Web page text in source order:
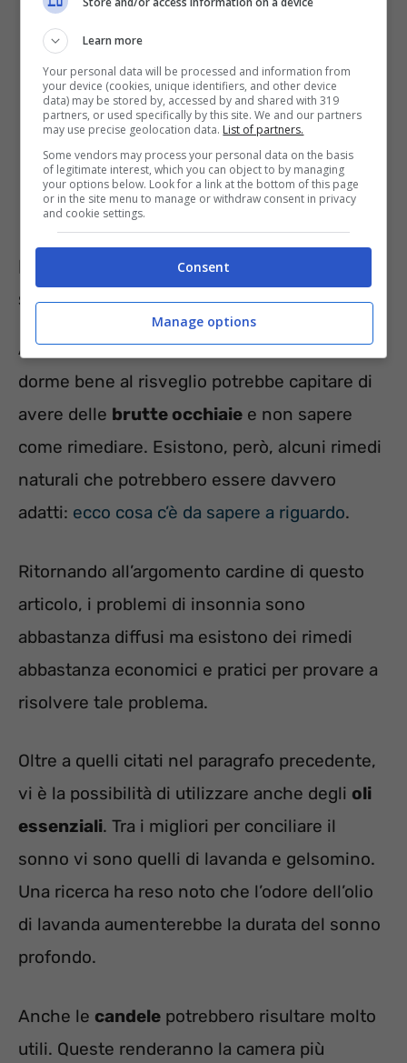
Dormire bene, i rimedi: ecco cos’altro
si può fare per evitare notti in bianco
A proposito di mancanza di sonno, se non si
dorme bene al risveglio potrebbe capitare di
avere delle brutte occhiaie e non sapere
come rimediare. Esistono, però, alcuni rimedi
naturali che potrebbero essere davvero
adatti: ecco cosa c’è da sapere a riguardo.
Ritornando all’argomento cardine di questo
articolo, i problemi di insonnia sono
abbastanza diffusi ma esistono dei rimedi
abbastanza economici e pratici per provare a
risolvere tale problema.
Oltre a quelli citati nel paragrafo precedente,
vi è la possibilità di utilizzare anche degli oli
essenziali. Tra i migliori per conciliare il
sonno vi sono quelli di lavanda e gelsomino.
Una ricerca ha reso noto che l’odore dell’olio
di lavanda aumenterebbe la durata del sonno
profondo.
Anche le candele potrebbero risultare molto
utili. Queste renderanno la camera più
Learn more
Your personal data will be processed and information from
your device (cookies, unique identifiers, and other device
data) may be stored by, accessed by and shared with 319
partners, or used specifically by this site. We and our partners
may use precise geolocation data. List of partners.
Some vendors may process your personal data on the basis
of legitimate interest, which you can object to by managing
your options below. Look for a link at the bottom of this page
or in the site menu to manage or withdraw consent in privacy
and cookie settings.
Consent
Manage options